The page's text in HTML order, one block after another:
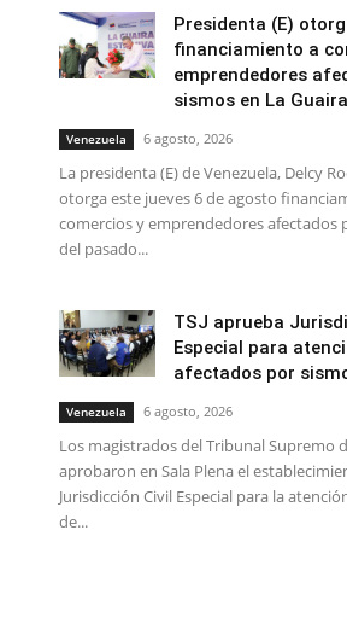
Presidenta (E)
financiamiento a
emprendedores
sismos en La Guaira
Venezuela 6 agosto, 2026
La presidenta (E) de Venezuela, Delcy
otorga este jueves 6 de agosto
comercios y emprendedores afectados
del pasado...
TSJ aprueba
Especial para
afectados por
Venezuela 6 agosto, 2026
Los magistrados del Tribunal Supremo
aprobaron en Sala Plena el
Jurisdicción Civil Especial para la
de...